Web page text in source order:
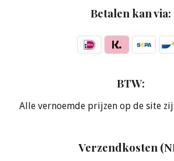
Betalen kan via:
BTW:
Alle vernoemde prijzen op de site
Verzendkosten